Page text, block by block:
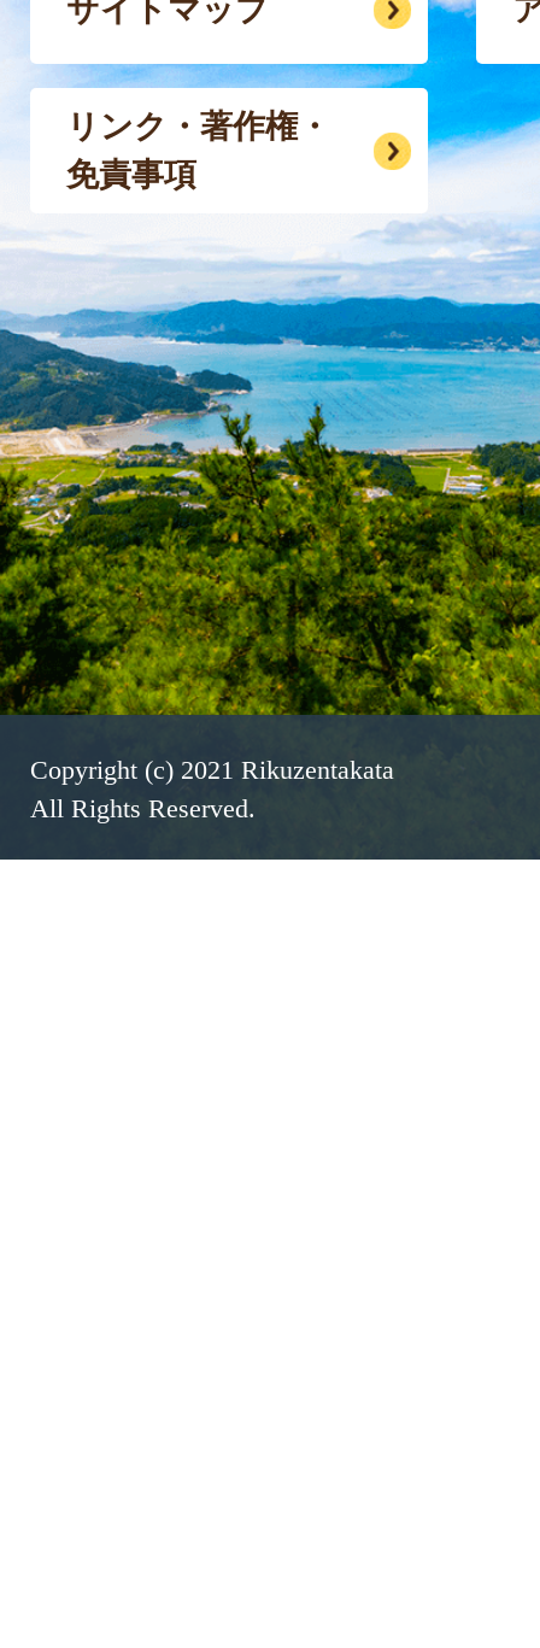
サイトマップ
リンク・著作権・
免責事項
Copyright (c) 2021 Rikuzentakata
All Rights Reserved.